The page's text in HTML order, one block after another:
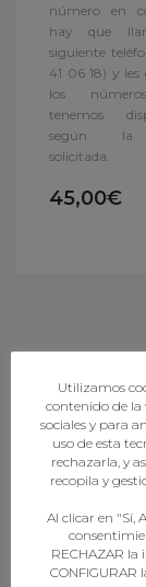
número en
hay que
siguiente
41 06 18) y les
los
tenemos
según la
solicitada.
45,00€
Canle
Utilizamos
contenido de la
sociales y para
uso de esta
rechazarla, y
recopila y
Al clicar en "Sí,
RECHAZAR la
CONFIGURAR